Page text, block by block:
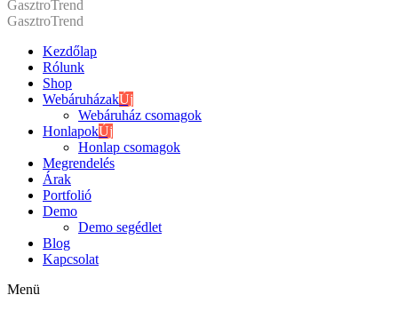
GasztroTrend
GasztroTrend
Kezdőlap
Rólunk
Shop
WebáruházakÚj
Webáruház csomagok
HonlapokÚj
Honlap csomagok
Megrendelés
Árak
Portfolió
Demo
Demo segédlet
Blog
Kapcsolat
Menü